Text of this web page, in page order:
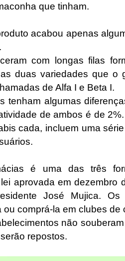
que tinham.
acabou apenas
com longas filas
duas variedades que o
de Alfa I e Beta I.
tenham algumas
de ambos é de
cada, incluem uma
é uma das três
aprovada em dezembro
José Mujica. Os
ou comprá-la em clubes de
não
repostos.